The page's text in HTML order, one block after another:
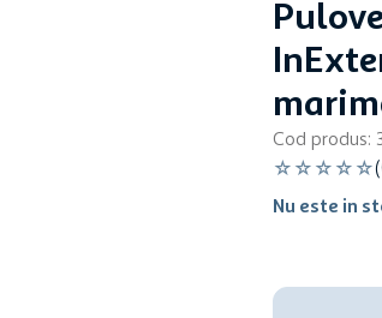
Cod produs:
☆ ☆ ☆ ☆ ☆(
Nu este in